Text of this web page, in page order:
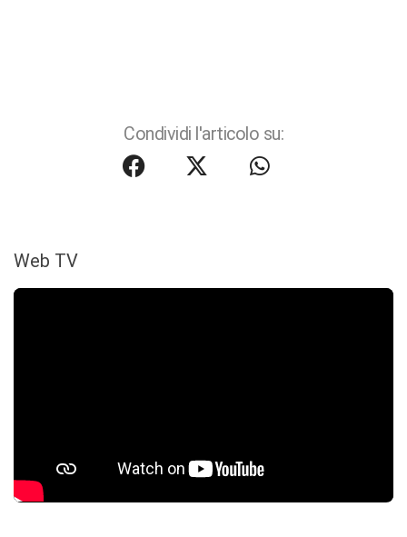
Condividi l'articolo su:
Web TV